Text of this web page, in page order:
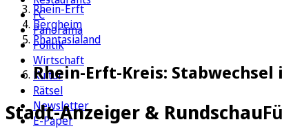
FC
Panorama
Politik
Wirtschaft
Kultur
Rätsel
Newsletter
E-Paper
Rhein-Erft
Bergheim
Phantasialand
Rhein-Erft-Kreis:
Stadt-Anzeiger & Rundschau